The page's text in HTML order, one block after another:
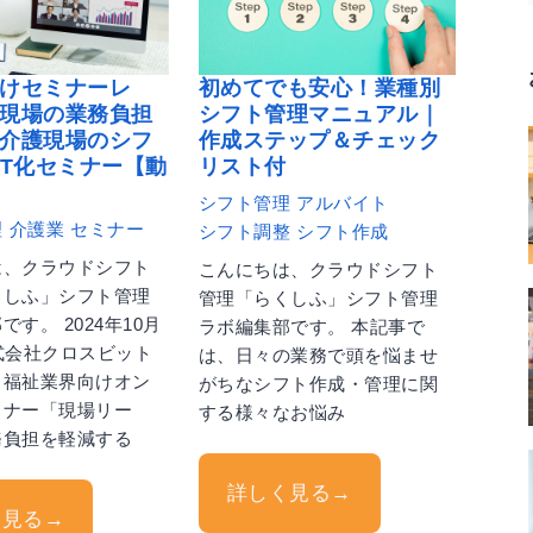
セミナーレ
場の業務負担
護現場のシフ
化セミナー【動
介護業 セミナー
クラウドシフト
ふ」シフト管理
す。 2024年10月
社クロスビット
祉業界向けオン
ー「現場リー
担を軽減する
見る→
初めてでも安心！業種別
シフト管理マニュアル｜
作成ステップ＆チェック
リスト付
シフト管理 アルバイト
シフト調整 シフト作成
こんにちは、クラウドシフト
管理「らくしふ」シフト管理
ラボ編集部です。 本記事で
は、日々の業務で頭を悩ませ
がちなシフト作成・管理に関
する様々なお悩み
詳しく見る→